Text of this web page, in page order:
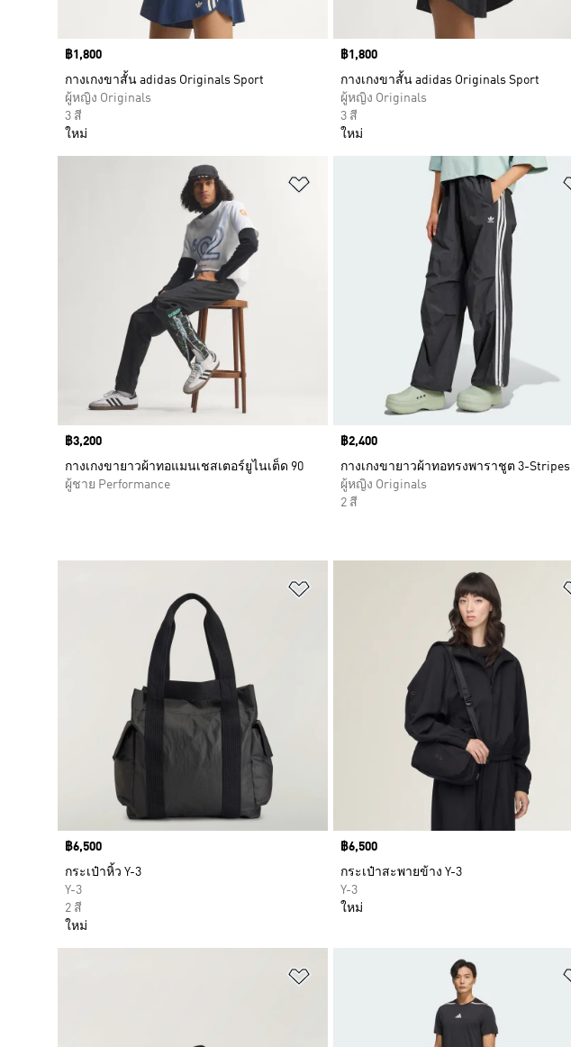
Price
฿1,800
กางเกงขาสั้น adidas Originals Sport
ผู้หญิง Originals
3 สี
ใหม่
Price
฿1,800
กางเกงขาสั้น adidas Originals Sport
ผู้หญิง Originals
3 สี
ใหม่
เพิ่มไปยังรายการสินค้าโปรด
Price
฿3,200
กางเกงขายาวผ้าทอแมนเชสเตอร์ยูไนเต็ด 90
ผู้ชาย Performance
Price
฿2,400
กางเกงขายาวผ้าทอทรงพาราชูต 3-Stripes
ผู้หญิง Originals
2 สี
เพิ่มไปยังรายการสินค้าโปรด
Price
฿6,500
กระเป๋าหิ้ว Y-3
Y-3
2 สี
ใหม่
Price
฿6,500
กระเป๋าสะพายข้าง Y-3
Y-3
ใหม่
เพิ่มไปยังรายการสินค้าโปรด